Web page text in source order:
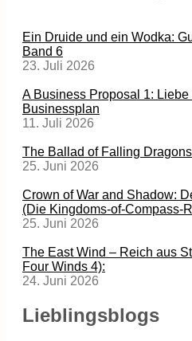
Ein Druide und ein Wodka:
Band 6
23. Juli 2026
A Business Proposal 1:
Businessplan
11. Juli 2026
The Ballad of Falling
25. Juni 2026
Crown of War and Shadow:
(Die Kingdoms-of-Compass-
25. Juni 2026
The East Wind – Reich aus
Four Winds 4):
24. Juni 2026
Lieblingsblogs